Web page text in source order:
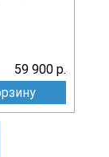
59 900 р.